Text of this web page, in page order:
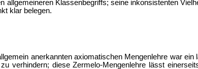
allgemeineren Klassenbegriffs; seine inkonsistenten
klar belegen.
anerkannten axiomatischen Mengenlehre war
zu verhindern; dieseZermelo-Mengenlehre lässt